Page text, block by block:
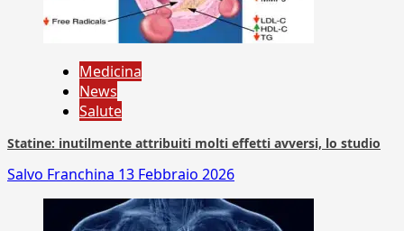
Medicina
News
Salute
Statine: inutilmente attribuiti molti effetti avversi, lo studio
Salvo Franchina 13 Febbraio 2026